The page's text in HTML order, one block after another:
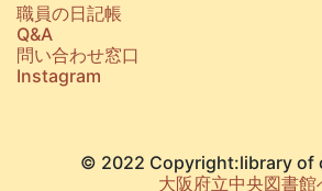
職員の日記帳
Q&A
問い合わせ窓口
Instagram
© 2022 Copyright:library of
大阪府立中央図書館